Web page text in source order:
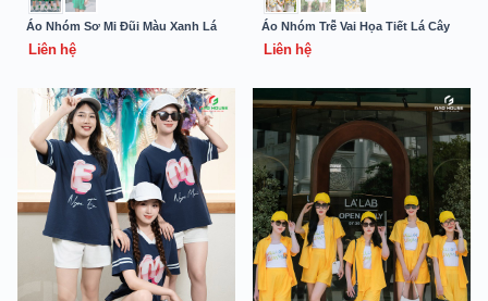
Áo Nhóm Sơ Mi Đũi Màu Xanh Lá
Liên hệ
Áo Nhóm Trễ Vai Họa Tiết Lá Cây
Liên hệ